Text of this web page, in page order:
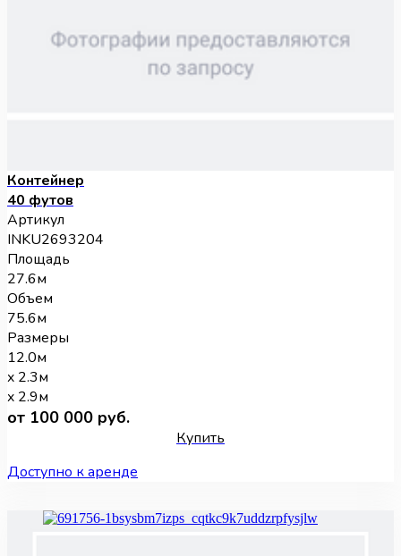
Контейнер
40 футов
Артикул
INKU2693204
Площадь
27.6м
Объем
75.6м
Размеры
12.0м
x 2.3м
x 2.9м
от 100 000 руб.
Купить
Доступно к аренде